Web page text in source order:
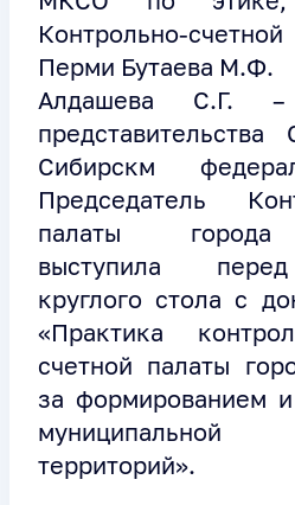
Контрольно-
Перми Бутаева М.Ф.
Алдашева С.Г. –
Сибирскм
Председатель
палаты города
выступила
круглого стола с
«Практика
счетной палаты
за формированием
муниципальной
территорий».